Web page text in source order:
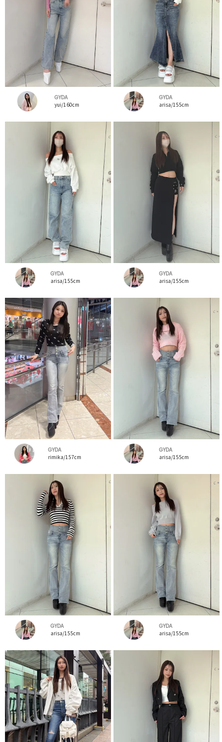
GYDA
yui/160cm
GYDA
arisa/155cm
GYDA
arisa/155cm
GYDA
arisa/155cm
GYDA
rimika/157cm
GYDA
arisa/155cm
GYDA
arisa/155cm
GYDA
arisa/155cm